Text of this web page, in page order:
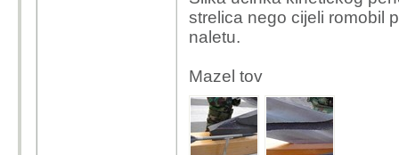
strelica nego cijeli romobil
naletu.
Mazel tov